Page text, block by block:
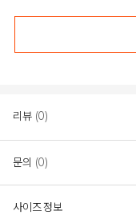
리뷰 (0)
문의 (0)
사이즈 정보